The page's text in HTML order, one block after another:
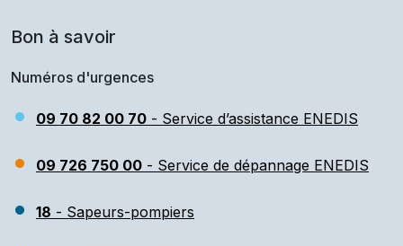
Bon à savoir
Numéros d'urgences
09 70 82 00 70 - Service d’assistance ENEDIS
09 726 750 00 - Service de dépannage ENEDIS
18 - Sapeurs-pompiers